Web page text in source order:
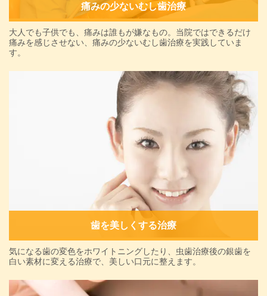
痛みの少ないむし歯治療
大人でも子供でも、痛みは誰もが嫌なもの。当院ではできるだけ
痛みを感じさせない、痛みの少ないむし歯治療を実践していま
す。
歯を美しくする治療
気になる歯の変色をホワイトニングしたり、虫歯治療後の銀歯を
白い素材に変える治療で、美しい口元に整えます。